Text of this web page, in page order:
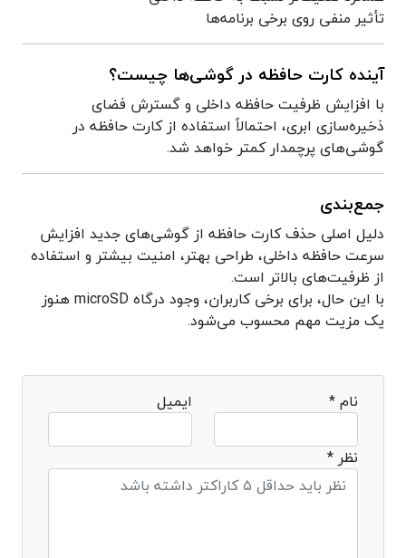
تأثیر منفی روی برخی برنامه‌ها
آینده کارت حافظه در گوشی‌ها چیست؟
با افزایش ظرفیت حافظه داخلی و گسترش فضای
ذخیره‌سازی ابری، احتمالاً استفاده از کارت حافظه در
گوشی‌های پرچمدار کمتر خواهد شد.
جمع‌بندی
دلیل اصلی حذف کارت حافظه از گوشی‌های جدید افزایش
سرعت حافظه داخلی، طراحی بهتر، امنیت بیشتر و استفاده
از ظرفیت‌های بالاتر است.
با این حال، برای برخی کاربران، وجود درگاه microSD هنوز
یک مزیت مهم محسوب می‌شود.
نام * ایمیل
نظر *